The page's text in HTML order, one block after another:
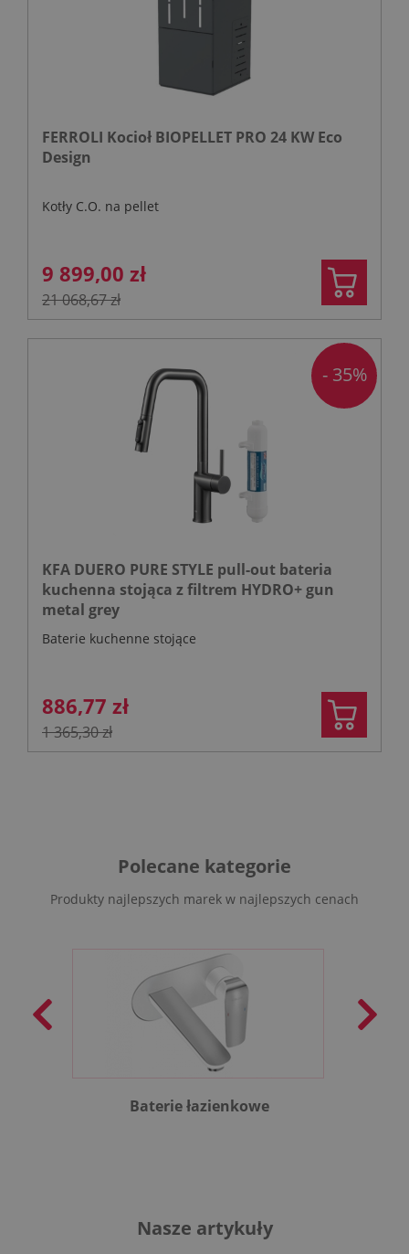
FERROLI Kocioł BIOPELLET PRO 24 KW Eco
Design
Kotły C.O. na pellet
9 899,00 zł
21 068,67 zł
KFA DUERO PURE STYLE pull-out bateria
kuchenna stojąca z filtrem HYDRO+ gun
metal grey
Baterie kuchenne stojące
886,77 zł
1 365,30 zł
- 35%
Polecane kategorie
Produkty najlepszych marek w najlepszych cenach
Baterie łazienkowe
Nasze artykuły